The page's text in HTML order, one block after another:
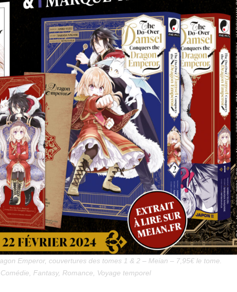
Emperor, couvertures des tomes 1 & 2 – Meian – 7,95€ le tome.
Fantasy, Romance, Voyage temporel